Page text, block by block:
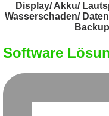
Display/ Akku/
Wasserschaden/
Software